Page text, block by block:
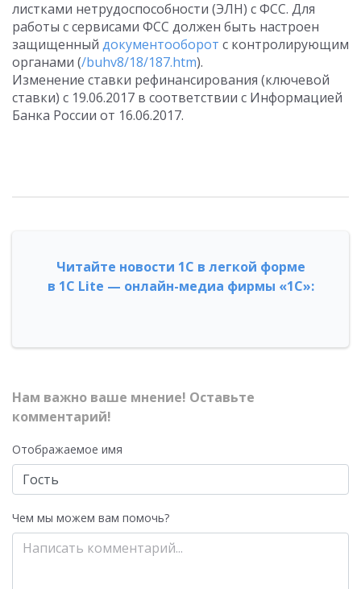
листками нетрудоспособности (ЭЛН) с ФСС. Для
работы с сервисами ФСС должен быть настроен
защищенный документооборот с контролирующим
органами (/buhv8/18/187.htm).
Изменение ставки рефинансирования (ключевой
ставки) с 19.06.2017 в соответствии с Информацией
Банка России от 16.06.2017.
Читайте новости 1С в легкой форме
в 1С Lite — онлайн-медиа фирмы «1С»:
Нам важно ваше мнение! Оставьте
комментарий!
Отображаемое имя
Чем мы можем вам помочь?